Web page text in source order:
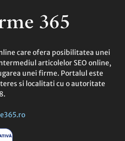
care ofera posibilitatea unei
articolelor SEO online,
unei firme. Portalul este
si localitati cu o autoritate